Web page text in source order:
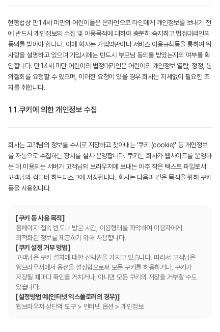
현행법상 만14세 미만의 어린이들은 온라인으로 타인에게 개인정보를 보내기 전
에 반드시 개인정보의 수집 및 이용목적에 대하여 충분히 숙지하고 법정대리인의
동의를 받아야 합니다. 이에 회사는 가입약관이나 서비스 이용규칙등을 통하여 위
사항을 설명하고 있으며 가입시에는 반드시 부모님 동의를 받았는지의 여부를 확
인합니다. 만14세 미만 어린이의 법정대리인은 어린이의 개인정보 열람, 정정, 동
의철회를 요청할 수 있으며, 이러한 요청이 있을 경우 회사는 지체없이 필요한 조
치를 취합니다.
11.쿠키에 의한 개인정보 수집
회사는 고객님의 정보를 수시로 저장하고 찾아내는 '쿠키 (cookie)' 등 개인정보
를 자동으로 수집하는 장치를 설치·운영합니다. 쿠키는 회사가 웹사이트를 운영하
는 데 이용되는 서버가 고객님의 브라우저에 보내는 아주 작은 텍스트 파일로서
고객님의 컴퓨터 하드디스크에 저장됩니다. 회사는 다음과 같은 목적을 위해 쿠키
등을 사용합니다.
[쿠키 등 사용 목적]
홈페이지 접속 빈도나 방문 시간, 이용형태를 파악하여 이용자에게
최적화된 정보를 제공하기 위해 사용합니다.
[쿠키 설정 거부 방법]
고객님은 쿠키 설치에 대한 선택권을 가지고 있습니다. 따라서 고객님은
웹브라우저에서 옵션을 설정함으로써 모든 쿠키를 허용하거나, 쿠키가
저장될 때마다 확인을 거치거나, 아니면 모든 쿠키의 저장을 거부할 수도
있습니다.
[설정방법 예(인터넷 익스플로러의 경우)]
웹브라우저 상단의 도구 > 인터넷 옵션 > 개인정보